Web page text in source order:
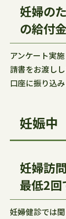
妊婦の
の給付金
アンケート実
請書をお渡し
口座に振り込み
妊娠中
妊婦訪
最低2回
妊婦健診では